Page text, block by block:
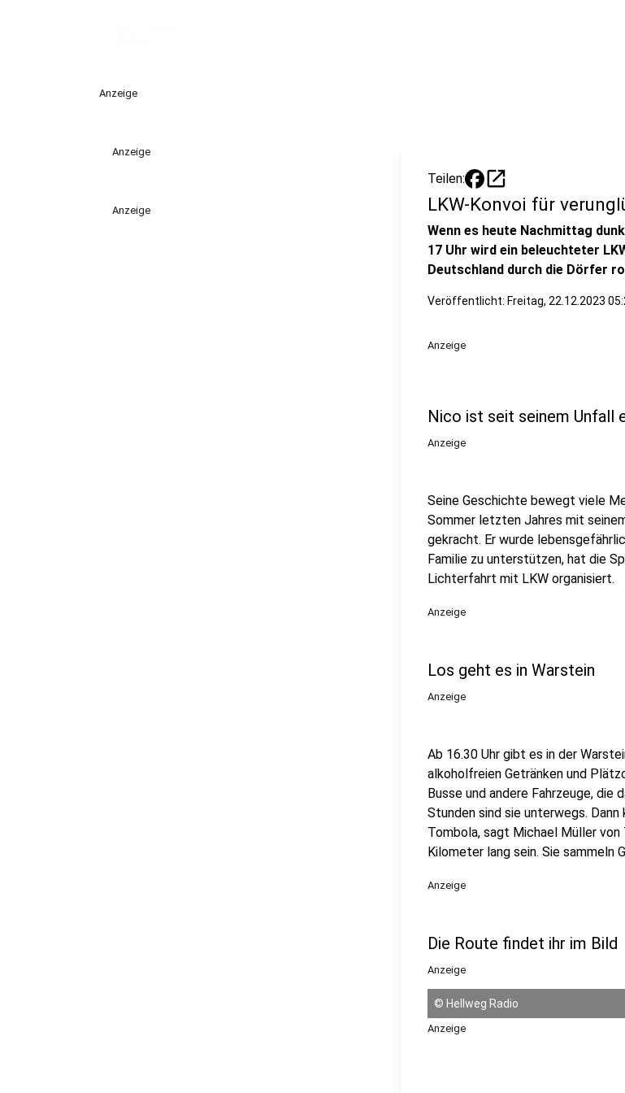
Anzeige
Anzeige
Anzeige
Teilen: open_in_new
LKW-Konvoi für
Wenn es heute Nachmittag
17 Uhr wird ein beleuchteter
Deutschland durch die Dörfer
Veröffentlicht: Freitag, 22.12.2023
Anzeige
Nico ist seit seinem Unfall
Anzeige
Seine Geschichte bewegt viele
Sommer letzten Jahres mit
gekracht. Er wurde
Familie zu unterstützen, hat die
Lichterfahrt mit LKW organisiert.
Anzeige
Los geht es in Warstein
Anzeige
Ab 16.30 Uhr gibt es in der
alkoholfreien Getränken und
Busse und andere Fahrzeuge, die
Stunden sind sie unterwegs.
Tombola, sagt Michael Müller
Kilometer lang sein. Sie sammeln
Anzeige
Die Route findet ihr im Bild
Anzeige
© Hellweg Radio
Anzeige